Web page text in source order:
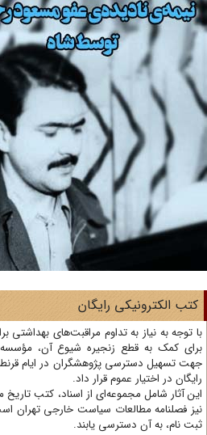
الکترونیکی رایگان
کمک به قطع زنجیره شیوع آن، مؤسسه
تسهیل دسترسی پژوهشگران در ایام
در اختیار عموم قرار داد.
آثار شامل مجموعه‌ای از اسناد، کتب تاریخ
فصلنامه مطالعات سیاست خارجی تهران است
نام، به آن دسترسی یابند.